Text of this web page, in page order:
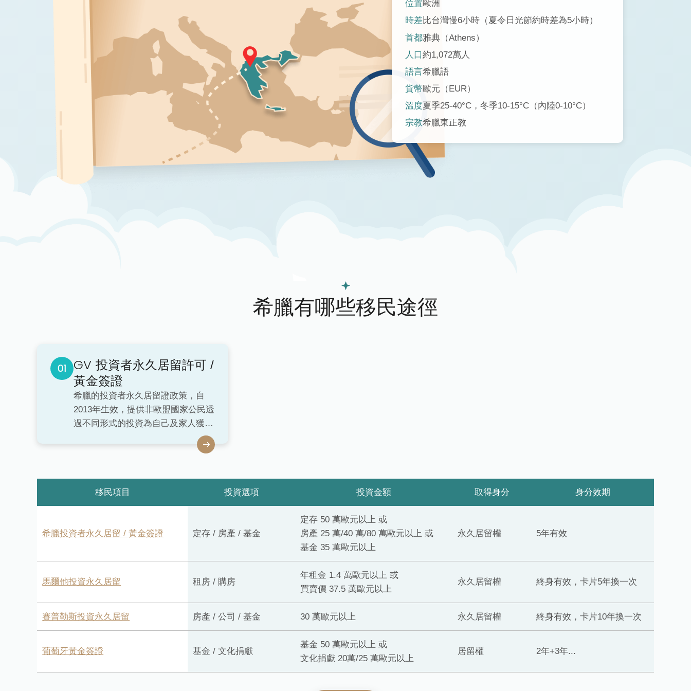
位置歐洲
時差比台灣慢6小時（夏令日光節約時差為5小時）
首都雅典（Athens）
人口約1,072萬人
語言希臘語
貨幣歐元（EUR）
溫度夏季25-40°C，冬季10-15°C（內陸0-10°C）
宗教希臘東正教
希臘有哪些移民途徑
GV 投資者永久居留許可 /
黃金簽證
希臘的投資者永久居留證政策，自
2013年生效，提供非歐盟國家公民透
過不同形式的投資為自己及家人獲得
永久居留許可 Investor Permanent
Residence Permit，也就是俗稱的黃
2014年4月1日的《法令4251號》及
其後續修正案中有明確規定
移民項目 投資選項 投資金額 取得身分 身分效期
希臘投資者永久居留 / 黃金簽證 定存 / 房產 / 基金
定存 50 萬歐元以上 或
房產 25 萬/40 萬/80 萬歐元以上 或
基金 35 萬歐元以上
永久居留權 5年有效
馬爾他投資永久居留 租房 / 購房
年租金 1.4 萬歐元以上 或
買賣價 37.5 萬歐元以上
永久居留權 終身有效，卡片5年換一次
賽普勒斯投資永久居留 房產 / 公司 / 基金 30 萬歐元以上 永久居留權 終身有效，卡片10年換一次
葡萄牙黃金簽證 基金 / 文化捐獻
基金 50 萬歐元以上 或
文化捐獻 20萬/25 萬歐元以上
居留權 2年+3年...